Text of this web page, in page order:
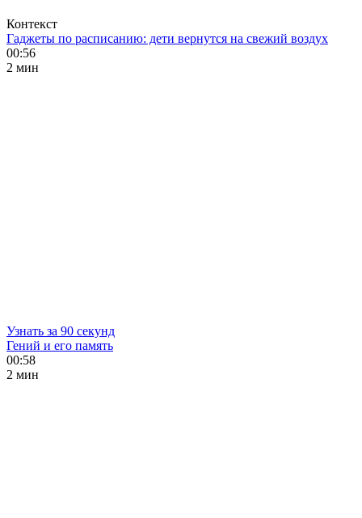
Контекст
Гаджеты по расписанию: дети вернутся на свежий воздух
00:56
2 мин
Узнать за 90 секунд
Гений и его память
00:58
2 мин